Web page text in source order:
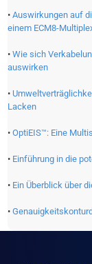
•Auswirkungen auf
einem ECM8-
•Wie sich
auswirken
•
Lacken
•OptiEIS™: Eine
• Einführung in die
• Ein Überblick über
•